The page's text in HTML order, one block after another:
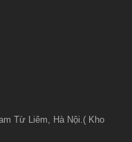
Từ Liêm, Hà Nội.( Kho